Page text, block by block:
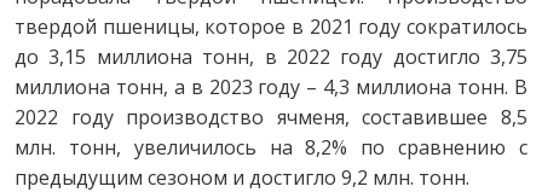
твердой пшеницы, которое в 2021 году сократилось
до 3,15 миллиона тонн, в 2022 году достигло 3,75
миллиона тонн, а в 2023 году – 4,3 миллиона тонн. В
2022 году производство ячменя, составившее 8,5
млн. тонн, увеличилось на 8,2% по сравнению с
предыдущим сезоном и достигло 9,2 млн. тонн.